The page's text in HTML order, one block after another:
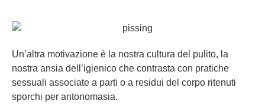
Un’altra motivazione è la nostra cultura del pulito, la
nostra ansia dell’igienico che contrasta con pratiche
sessuali associate a parti o a residui del corpo ritenuti
sporchi per antonomasia.